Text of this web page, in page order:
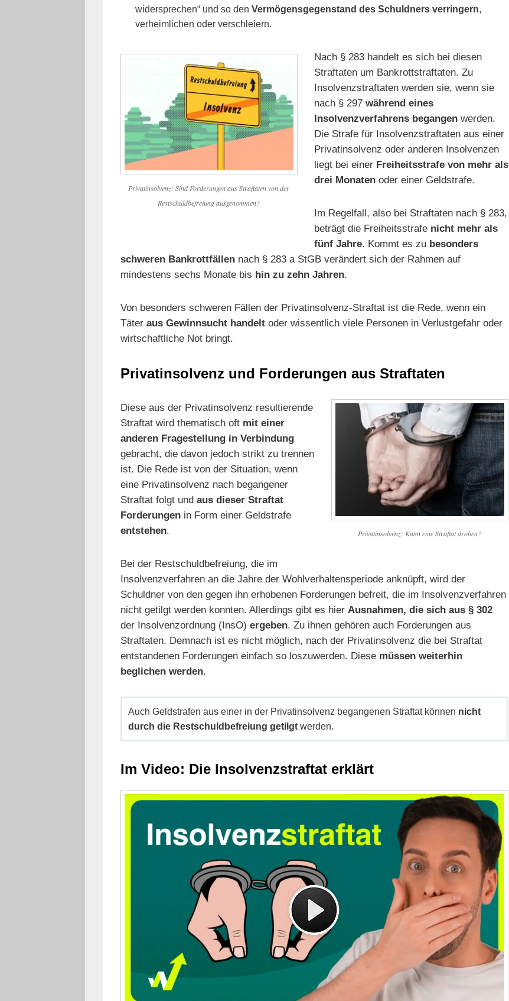
widersprechen“ und so den Vermögensgegenstand des Schuldners verringern,
verheimlichen oder verschleiern.
Privatinsolvenz: Sind Forderungen aus Straftaten von der
Restschuldbefreiung ausgenommen?
Nach § 283 handelt es sich bei diesen
Straftaten um Bankrottstraftaten. Zu
Insolvenzstraftaten werden sie, wenn sie
nach § 297 während eines
Insolvenzverfahrens begangenwerden.
Die Strafe für Insolvenzstraftaten aus einer
Privatinsolvenz oder anderen Insolvenzen
liegt bei einer Freiheitsstrafe von mehr als
drei Monatenoder einer Geldstrafe.
Im Regelfall, also bei Straftaten nach § 283,
beträgt die Freiheitsstrafe nicht mehr als
fünf Jahre. Kommt es zu besonders
schweren Bankrottfällennach § 283 a StGB verändert sich der Rahmen auf
mindestens sechs Monate bis hin zu zehn Jahren.
Von besonders schweren Fällen der Privatinsolvenz-Straftat ist die Rede, wenn ein
Täter aus Gewinnsucht handeltoder wissentlich viele Personen in Verlustgefahr oder
wirtschaftliche Not bringt.
Privatinsolvenz und Forderungen aus Straftaten
Privatinsolvenz: Kann eine Straftat drohen?
Diese aus der Privatinsolvenz resultierende
Straftat wird thematisch oft mit einer
anderen Fragestellung in Verbindung
gebracht, die davon jedoch strikt zu trennen
ist. Die Rede ist von der Situation, wenn
eine Privatinsolvenz nach begangener
Straftat folgt und aus dieser Straftat
Forderungenin Form einer Geldstrafe
entstehen.
Bei der Restschuldbefreiung, die im
Insolvenzverfahren an die Jahre der Wohlverhaltensperiode anknüpft, wird der
Schuldner von den gegen ihn erhobenen Forderungen befreit, die im Insolvenzverfahren
nicht getilgt werden konnten. Allerdings gibt es hier Ausnahmen, die sich aus § 302
der Insolvenzordnung (InsO) ergeben. Zu ihnen gehören auch Forderungen aus
Straftaten. Demnach ist es nicht möglich, nach der Privatinsolvenz die bei Straftat
entstandenen Forderungen einfach so loszuwerden. Diese müssen weiterhin
beglichen werden.
Auch Geldstrafen aus einer in der Privatinsolvenz begangenen Straftat können nicht
durch die Restschuldbefreiung getilgtwerden.
Im Video: Die Insolvenzstraftat erklärt